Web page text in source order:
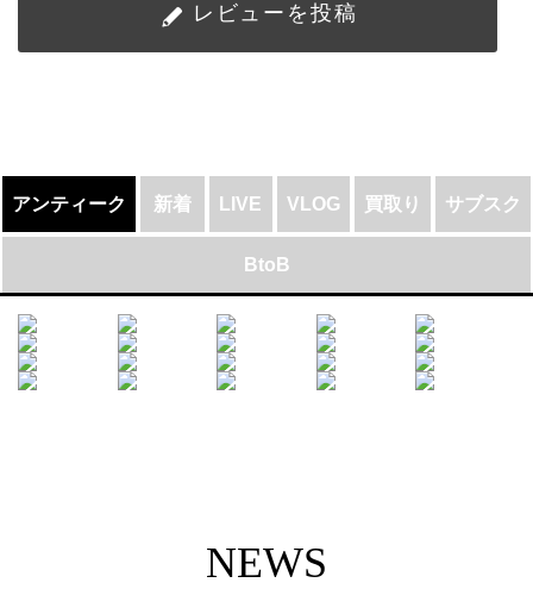
レビューを投稿
アンティーク 新着 LIVE VLOG 買取り サブスク
BtoB
NEWS